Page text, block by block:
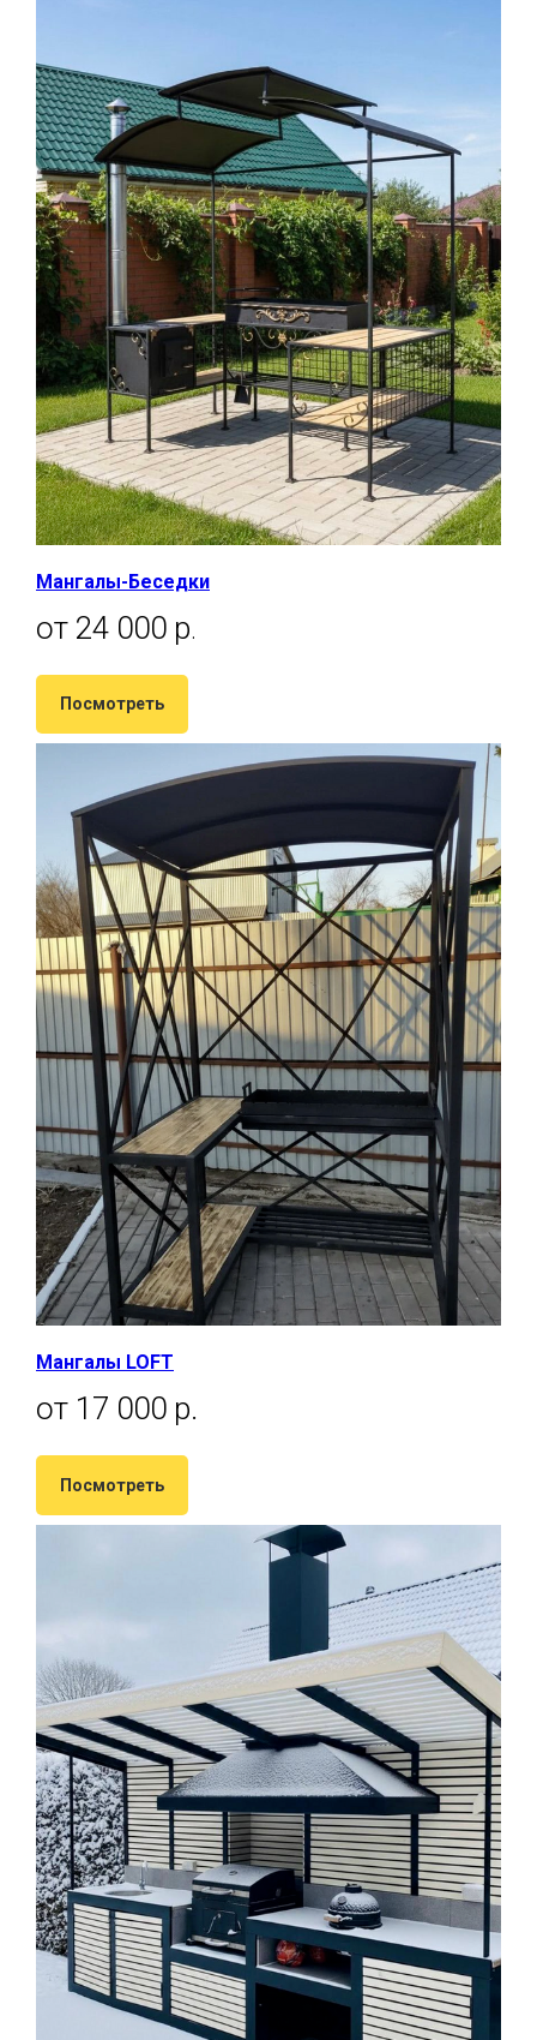
Мангалы-Беседки
от 24 000 р.
Посмотреть
Мангалы LOFT
от 17 000 р.
Посмотреть